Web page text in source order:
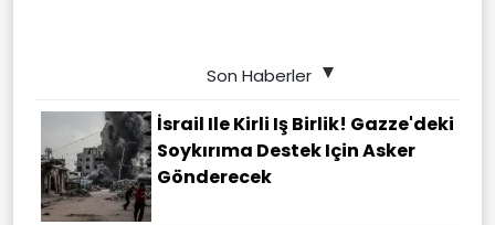
Son Haberler
İsrail Ile Kirli Iş Birlik! Gazze'deki
Soykırıma Destek Için Asker
Gönderecek